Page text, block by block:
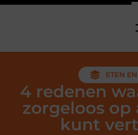
ETEN
4 redenen
zorgeloos op
kunt